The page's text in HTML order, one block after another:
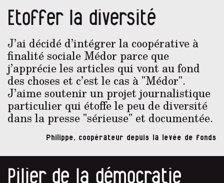
Etoffer la diversité
J’ai décidé d’intégrer la coopérative à
finalité sociale Médor parce que
j’apprécie les articles qui vont au fond
des choses et c’est le cas à "Médor".
J’aime soutenir un projet journalistique
particulier qui étoffe le peu de diversité
dans la presse "sérieuse" et documentée.
Philippe, coopérateur depuis la levée de fonds
Pilier de la démocratie